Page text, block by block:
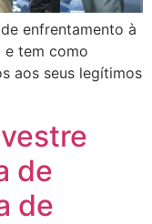
enfrentamento à
e tem como
aos seus legítimos
de
de